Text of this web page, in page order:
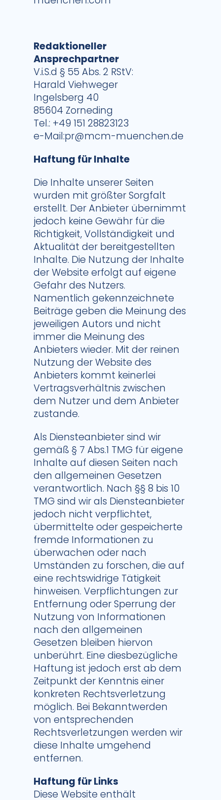
Redaktioneller
Ansprechpartner
V.i.S.d § 55 Abs. 2 RStV:
Harald Viehweger
Ingelsberg 40
85604 Zorneding
Tel.: +49 151 28823123
e-Mail:pr@mcm-muenchen.de
Haftung für Inhalte
Die Inhalte unserer Seiten
wurden mit größter Sorgfalt
erstellt. Der Anbieter übernimmt
jedoch keine Gewähr für die
Richtigkeit, Vollständigkeit und
Aktualität der bereitgestellten
Inhalte. Die Nutzung der Inhalte
der Website erfolgt auf eigene
Gefahr des Nutzers.
Namentlich gekennzeichnete
Beiträge geben die Meinung des
jeweiligen Autors und nicht
immer die Meinung des
Anbieters wieder. Mit der reinen
Nutzung der Website des
Anbieters kommt keinerlei
Vertragsverhältnis zwischen
dem Nutzer und dem Anbieter
zustande.
Als Diensteanbieter sind wir
gemäß § 7 Abs.1 TMG für eigene
Inhalte auf diesen Seiten nach
den allgemeinen Gesetzen
verantwortlich. Nach §§ 8 bis 10
TMG sind wir als Diensteanbieter
jedoch nicht verpflichtet,
übermittelte oder gespeicherte
fremde Informationen zu
überwachen oder nach
Umständen zu forschen, die auf
eine rechtswidrige Tätigkeit
hinweisen. Verpflichtungen zur
Entfernung oder Sperrung der
Nutzung von Informationen
nach den allgemeinen
Gesetzen bleiben hiervon
unberührt. Eine diesbezügliche
Haftung ist jedoch erst ab dem
Zeitpunkt der Kenntnis einer
konkreten Rechtsverletzung
möglich. Bei Bekanntwerden
von entsprechenden
Rechtsverletzungen werden wir
diese Inhalte umgehend
entfernen.
Haftung für Links
Diese Website enthält